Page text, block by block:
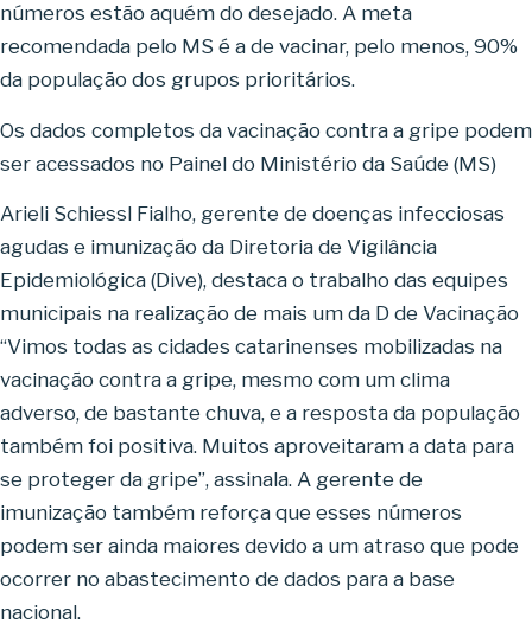
números estão aquém do desejado. A meta
recomendada pelo MS é a de vacinar, pelo menos, 90%
da população dos grupos prioritários.
Os dados completos da vacinação contra a gripe podem
ser acessados no Painel do Ministério da Saúde (MS)
Arieli Schiessl Fialho, gerente de doenças infecciosas
agudas e imunização da Diretoria de Vigilância
Epidemiológica (Dive), destaca o trabalho das equipes
municipais na realização de mais um da D de Vacinação
“Vimos todas as cidades catarinenses mobilizadas na
vacinação contra a gripe, mesmo com um clima
adverso, de bastante chuva, e a resposta da população
também foi positiva. Muitos aproveitaram a data para
se proteger da gripe”, assinala. A gerente de
imunização também reforça que esses números
podem ser ainda maiores devido a um atraso que pode
ocorrer no abastecimento de dados para a base
nacional.